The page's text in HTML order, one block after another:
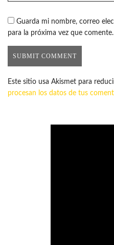
Guarda mi nombre, correo
para la próxima vez que comente.
Este sitio usa Akismet para
procesan los datos de tus